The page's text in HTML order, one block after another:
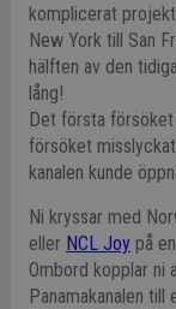
komplicerat
New York till San
hälften av den
lång!
Det första försöket
försöket
kanalen kunde
Ni kryssar med
eller NCL Joypå
Ombord kopplar ni
Panamakanalen